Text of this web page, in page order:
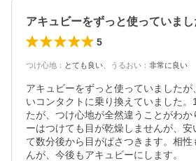
5
つけ心地 ： とても良い うるおい ： 非常に良い
アキュビーをずっと使っていました
いコンタクトに乗り換えていました。
たが、つけ心地が全然違うことがわ
ーはつけても目が乾燥しませんが、
て数分後から目がぱさつきます。相
んが、今後もアキュビーにします。